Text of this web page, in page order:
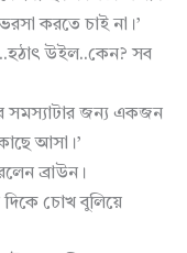
করতে চাই না।’
উইল..কেন? সব
সমস্যাটার জন্য একজন
আসা।’
ব্রাউন।
দিকে চোখ বুলিয়ে